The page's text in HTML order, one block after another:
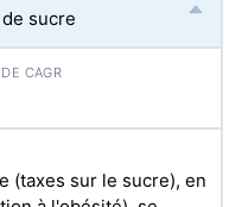
sucre
(taxes sur le sucre), en